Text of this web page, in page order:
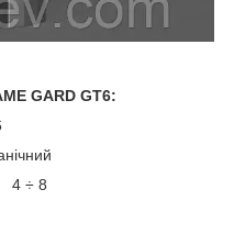
GARD GT6:
4 ÷ 8